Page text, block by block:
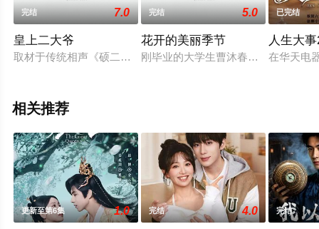
完结 7.0
皇上二大爷
取材于传统相声《硕二爷》。 硕二爷又称硕王爷，是活在老北
完结 5.0
花开的美丽季节
刚毕业的大学生曹沐春和小眼镜，遵
已完结
人生大
在华天电
相关推荐
更新至第6集 1.0 完结 4.0 完结